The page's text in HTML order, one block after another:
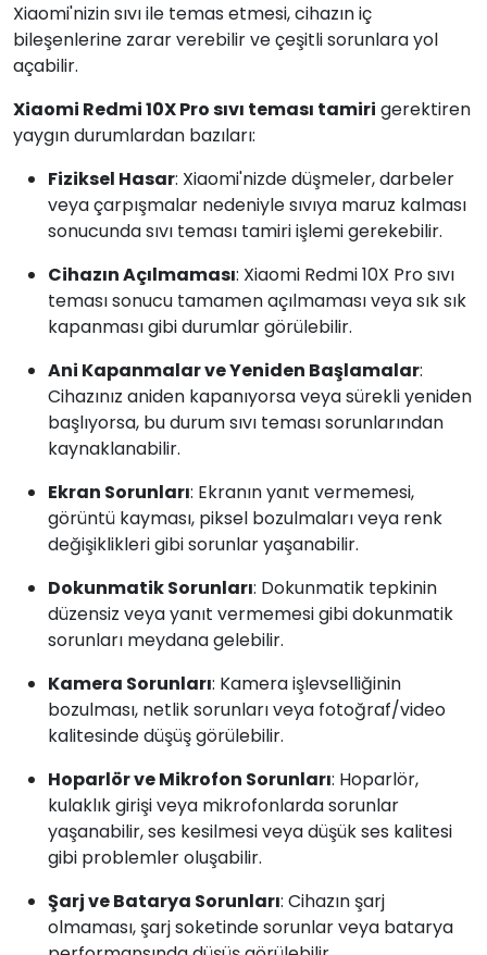
Xiaomi'nizin sıvı ile temas etmesi, cihazın iç
bileşenlerine zarar verebilir ve çeşitli sorunlara yol
açabilir.
Xiaomi Redmi 10X Pro sıvı teması tamiri gerektiren
yaygın durumlardan bazıları:
Fiziksel Hasar: Xiaomi'nizde düşmeler, darbeler
veya çarpışmalar nedeniyle sıvıya maruz kalması
sonucunda sıvı teması tamiri işlemi gerekebilir.
Cihazın Açılmaması: Xiaomi Redmi 10X Pro sıvı
teması sonucu tamamen açılmaması veya sık sık
kapanması gibi durumlar görülebilir.
Ani Kapanmalar ve Yeniden Başlamalar:
Cihazınız aniden kapanıyorsa veya sürekli yeniden
başlıyorsa, bu durum sıvı teması sorunlarından
kaynaklanabilir.
Ekran Sorunları: Ekranın yanıt vermemesi,
görüntü kayması, piksel bozulmaları veya renk
değişiklikleri gibi sorunlar yaşanabilir.
Dokunmatik Sorunları: Dokunmatik tepkinin
düzensiz veya yanıt vermemesi gibi dokunmatik
sorunları meydana gelebilir.
Kamera Sorunları: Kamera işlevselliğinin
bozulması, netlik sorunları veya fotoğraf/video
kalitesinde düşüş görülebilir.
Hoparlör ve Mikrofon Sorunları: Hoparlör,
kulaklık girişi veya mikrofonlarda sorunlar
yaşanabilir, ses kesilmesi veya düşük ses kalitesi
gibi problemler oluşabilir.
Şarj ve Batarya Sorunları: Cihazın şarj
olmaması, şarj soketinde sorunlar veya batarya